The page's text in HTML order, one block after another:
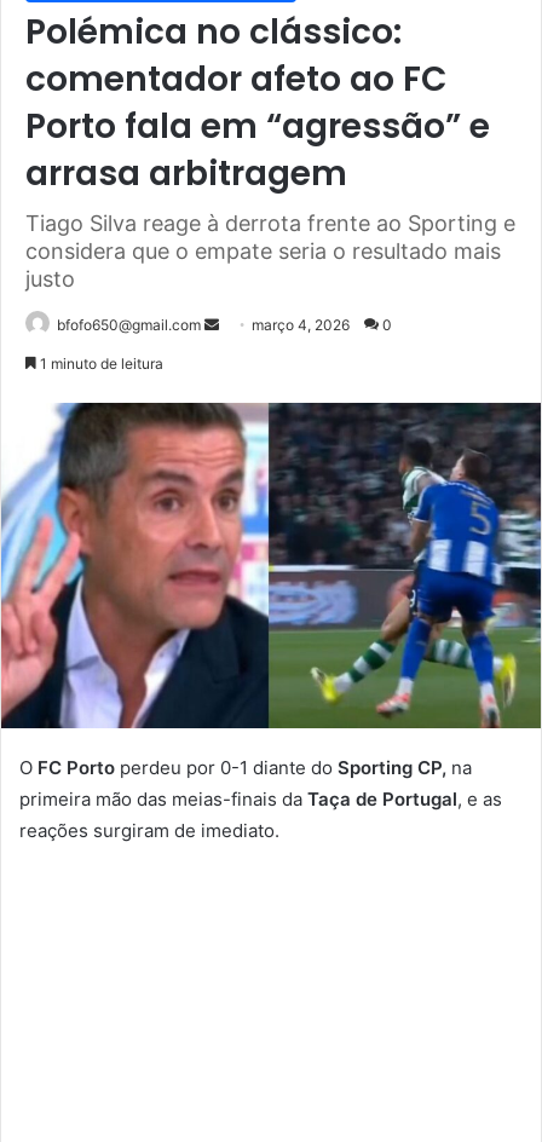
Polémica no clássico:
comentador afeto ao FC
Porto fala em “agressão” e
arrasa arbitragem
Tiago Silva reage à derrota frente ao Sporting e
considera que o empate seria o resultado mais
justo
bfofo650@gmail.com
Mande
mail
março 4, 2026 0
1 minuto de leitura
O FC Porto perdeu por 0-1 diante do Sporting CP, na
primeira mão das meias-finais da Taça de Portugal, e as
reações surgiram de imediato.